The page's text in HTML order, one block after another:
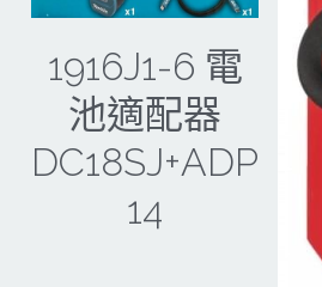
1916J1-6 電
池適配器
DC18SJ+ADP
14